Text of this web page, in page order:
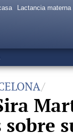
Lactancia materna